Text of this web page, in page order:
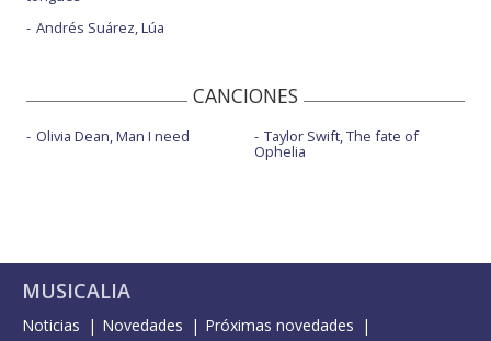
Andrés Suárez, Lúa
CANCIONES
Olivia Dean, Man I need Taylor Swift, The fate of
Ophelia
MUSICALIA
Noticias Novedades
Próximas novedades